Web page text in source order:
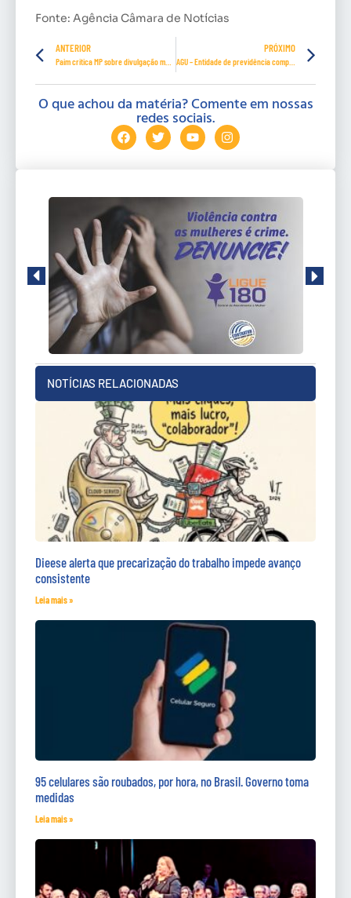
Fonte: Agência Câmara de Notícias
ANTERIOR PRÓXIMO
AGU – Entidade de previdência complementar terá que devolver R$ 300 milhões aos cofres públicos
O que achou da matéria? Comente em nossas
redes sociais.
NOTÍCIAS RELACIONADAS
Dieese alerta que precarização do trabalho impede avanço
consistente
Leia mais »
95 celulares são roubados, por hora, no Brasil. Governo toma
medidas
Leia mais »